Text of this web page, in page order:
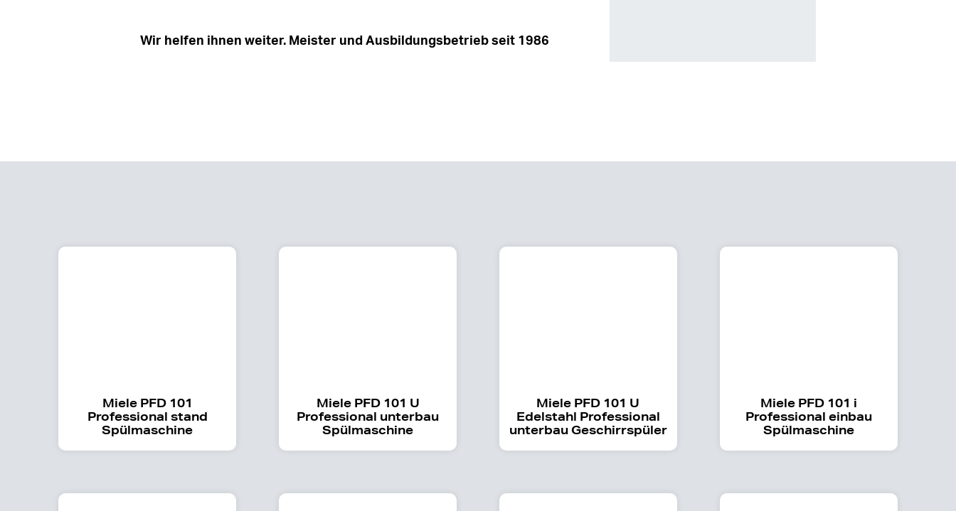
Wir helfen ihnen weiter. Meister und Ausbildungsbetrieb seit 1986
Miele PFD 101
Professional stand
Spülmaschine
Miele PFD 101 U
Professional unterbau
Spülmaschine
Miele PFD 101 U
Edelstahl Professional
unterbau Geschirrspüler
Miele PFD 101 i
Professional einbau
Spülmaschine